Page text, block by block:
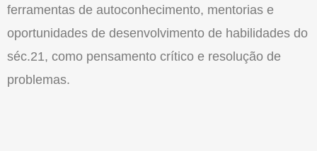
ferramentas de autoconhecimento, mentorias e
oportunidades de desenvolvimento de habilidades do
séc.21, como pensamento crítico e resolução de
problemas.